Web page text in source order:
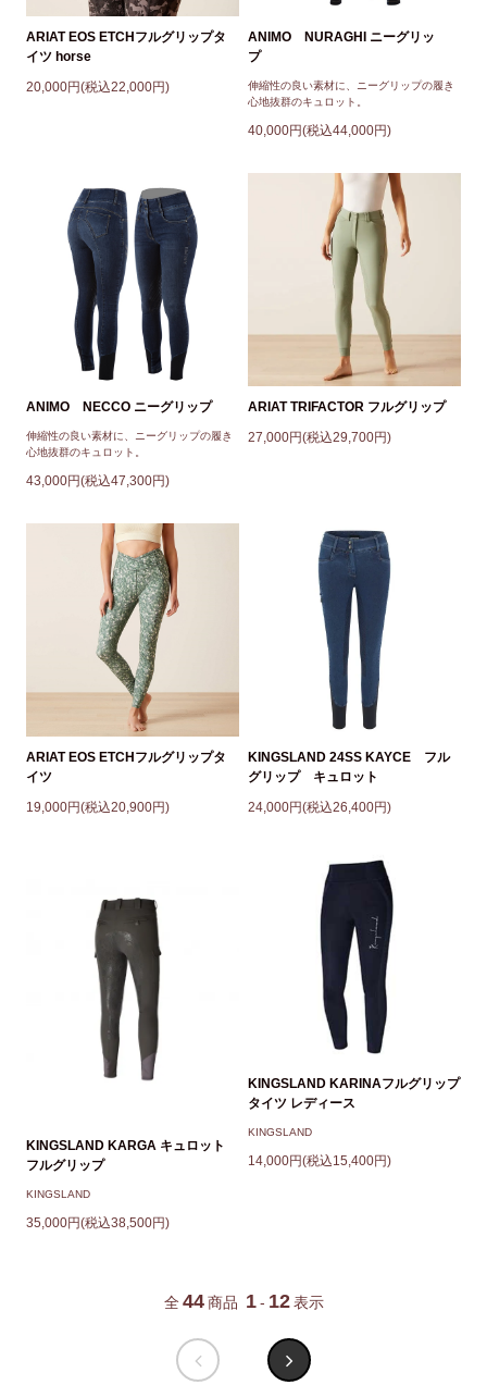
ARIAT EOS ETCHフルグリップタ
イツ horse
20,000円(税込22,000円)
ANIMO NURAGHI ニーグリッ
プ
伸縮性の良い素材に、ニーグリップの履き
心地抜群のキュロット。
40,000円(税込44,000円)
ANIMO NECCO ニーグリップ
伸縮性の良い素材に、ニーグリップの履き
心地抜群のキュロット。
43,000円(税込47,300円)
ARIAT TRIFACTOR フルグリップ
27,000円(税込29,700円)
ARIAT EOS ETCHフルグリップタ
イツ
19,000円(税込20,900円)
KINGSLAND 24SS KAYCE フル
グリップ キュロット
24,000円(税込26,400円)
KINGSLAND KARGA キュロット
フルグリップ
KINGSLAND
35,000円(税込38,500円)
KINGSLAND KARINAフルグリップ
タイツ レディース
KINGSLAND
14,000円(税込15,400円)
全 44 商品 1 - 12 表示